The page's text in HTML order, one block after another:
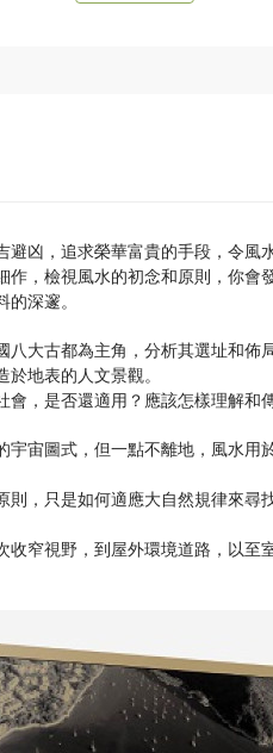
凶，追求榮華富貴的手段，令風
作，檢視風水的初念和原則，你會
深邃。
大古都為主角，分析其選址和佈
地表的人文景觀。
，是否還適用？應該怎樣理解和
宙圖式，但一點不離地，風水用
則，只是如何適應大自然規律來尋
收窄視野，到屋外環境道路，以至